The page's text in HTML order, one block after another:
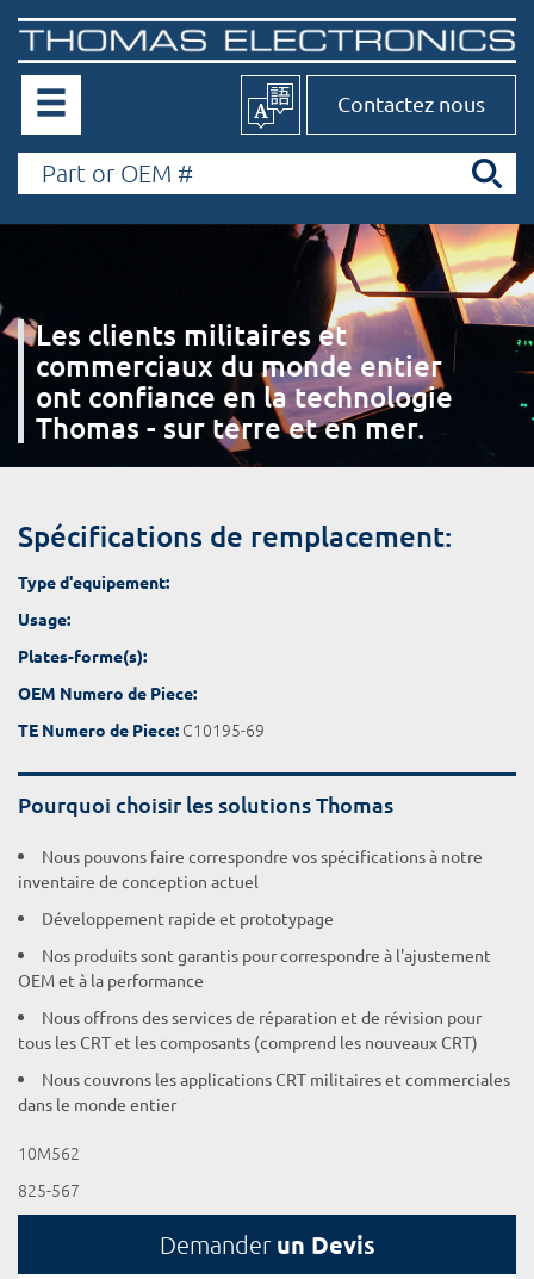
Contactez nous
Les clients militaires et
commerciaux du monde entier
ont confiance en la technologie
Thomas - sur terre et en mer.
Spécifications de remplacement:
Type d'equipement:
Usage:
Plates-forme(s):
OEM Numero de Piece:
TE Numero de Piece: C10195-69
Pourquoi choisir les solutions Thomas
Nous pouvons faire correspondre vos spécifications à notre
inventaire de conception actuel
Développement rapide et prototypage
Nos produits sont garantis pour correspondre à l'ajustement
OEM et à la performance
Nous offrons des services de réparation et de révision pour
tous les CRT et les composants (comprend les nouveaux CRT)
Nous couvrons les applications CRT militaires et commerciales
dans le monde entier
10M562
825-567
Demander un Devis